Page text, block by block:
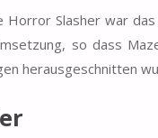
Horror Slasher war
so dass
herausgeschnitten